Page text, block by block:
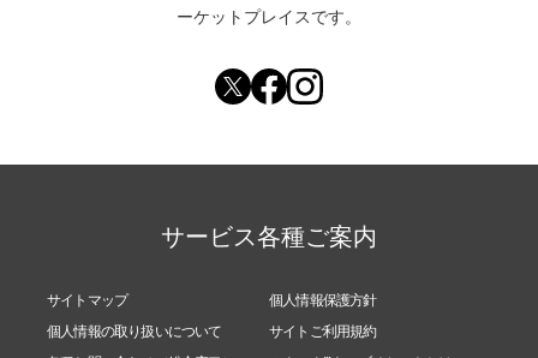
ーケットプレイスです。
サービス各種ご案内
サイトマップ
個人情報保護方針
個人情報の取り扱いについて
サイトご利用規約